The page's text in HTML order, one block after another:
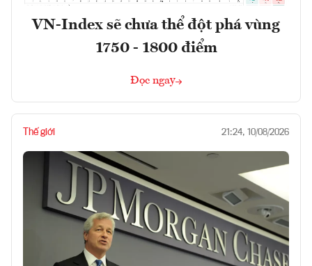
VN-Index sẽ chưa thể đột phá vùng
1750 - 1800 điểm
Đọc ngay
Thế giới 21:24, 10/08/2026